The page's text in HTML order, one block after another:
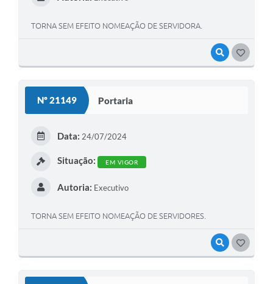
VISUALIZAR
TORNA SEM EFEITO NOMEAÇÃO DE SERVIDORA.
Nº 21149 Portaria
VISUALIZAR
Data: 24/07/2024
Situação: EM VIGOR
Autoria: Executivo
TORNA SEM EFEITO NOMEAÇÃO DE SERVIDORES.